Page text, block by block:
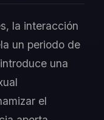
la interacción
un periodo de
una
el